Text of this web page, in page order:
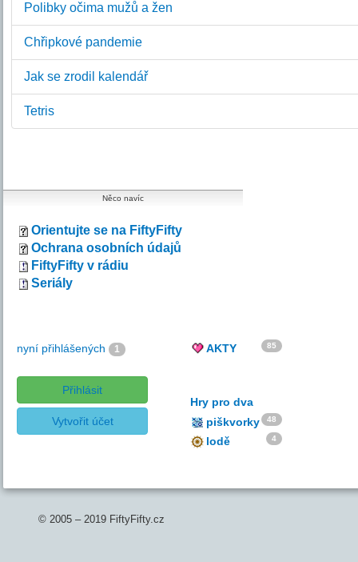
Polibky očima mužů a žen
Chřipkové pandemie
Jak se zrodil kalendář
Tetris
Něco navíc
Orientujte se na FiftyFifty
Ochrana osobních údajů
FiftyFifty v rádiu
Seriály
nyní přihlášených 1
Přihlásit
Vytvořit účet
AKTY 85
Hry pro dva
piškvorky
48
lodě 4
© 2005 – 2019 FiftyFifty.cz